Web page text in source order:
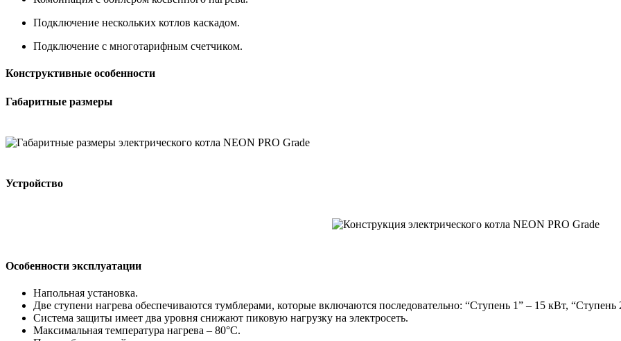
Подключение нескольких котлов каскадом.
Подключение с многотарифным счетчиком.
Конструктивные особенности
Габаритные размеры
Устройство
Особенности эксплуатации
Напольная установка.
Две ступени нагрева обеспечиваются тумблерами, которые включаются последовательно: “Ступень 1” – 15 кВт, “Ступень
Система защиты имеет два уровня снижают пиковую нагрузку на электросеть.
Максимальная температура нагрева – 80°С.